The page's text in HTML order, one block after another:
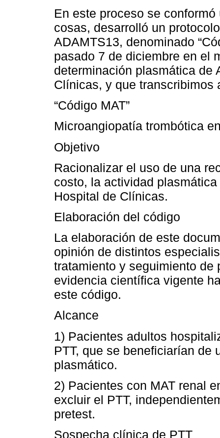
En este proceso se
cosas, desarrolló un
ADAMTS13, denominado
pasado 7 de diciembre en el
determinación plasmática de
Clínicas, y que transcribimos
“Código MAT”
Microangiopatía trombótica
Objetivo
Racionalizar el uso de una
costo, la actividad
Hospital de Clínicas.
Elaboración del código
La elaboración de este
opinión de distintos
tratamiento y seguimiento de
evidencia científica vigente
este código.
Alcance
1) Pacientes adultos
PTT, que se beneficiarían de
plasmático.
2) Pacientes con MAT renal
excluir el PTT,
pretest.
Sospecha clínica de PTT